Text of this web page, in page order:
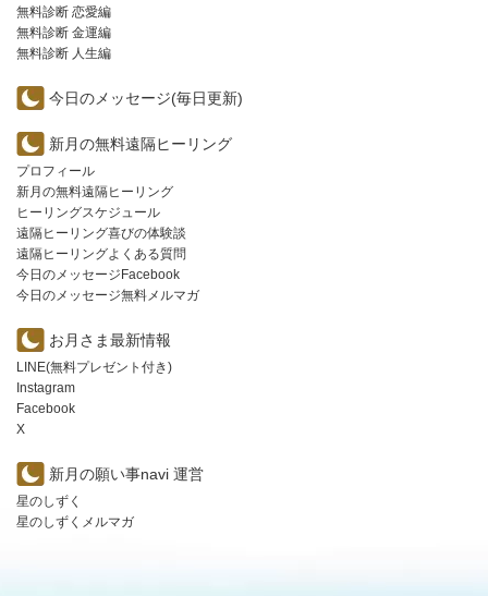
無料診断 恋愛編
無料診断 金運編
無料診断 人生編
今日のメッセージ(毎日更新)
新月の無料遠隔ヒーリング
プロフィール
新月の無料遠隔ヒーリング
ヒーリングスケジュール
遠隔ヒーリング喜びの体験談
遠隔ヒーリングよくある質問
今日のメッセージFacebook
今日のメッセージ無料メルマガ
お月さま最新情報
LINE(無料プレゼント付き)
Instagram
Facebook
X
新月の願い事navi 運営
星のしずく
星のしずくメルマガ